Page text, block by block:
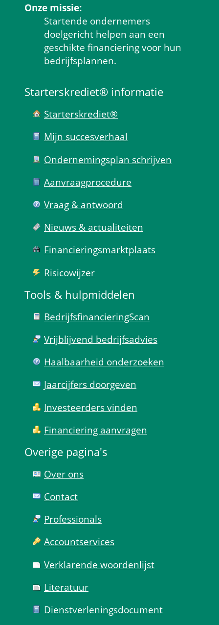
Onze missie:
Startende ondernemers
doelgericht helpen aan een
geschikte financiering voor hun
bedrijfsplannen.
Starterskrediet® informatie
Starterskrediet®
Mijn succes­verhaal
Ondernemings­plan schrijven
Aanvraag­procedure
Vraag & antwoord
Nieuws & actualiteiten
Financierings­markt­plaats
Risico­wijzer
Tools & hulp­middelen
Bedrijfsfinanciering­Scan
Vrijblijvend bedrijfs­advies
Haal­baar­heid onder­zoeken
Jaarcijfers doorgeven
Investeerders vinden
Financiering aanvragen
Overige pagina's
Over ons
Contact
Professionals
Account­services
Verklarende woorden­lijst
Literatuur
Dienst­verlenings­document